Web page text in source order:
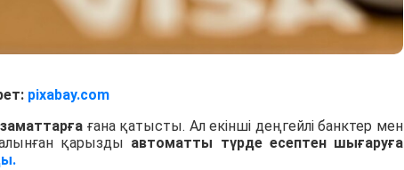
pixabay.com
ғана қатысты. Ал екінші деңгейлі банктер мен
қарызды автоматты түрде есептен шығаруға